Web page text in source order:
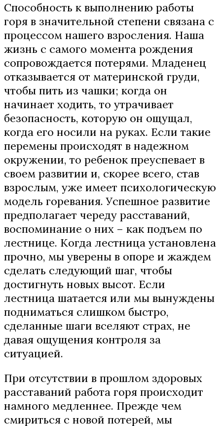
Способность к выполнению работы
горя в значительной степени связана с
процессом нашего взросления. Наша
жизнь с самого момента рождения
сопровождается потерями. Младенец
отказывается от материнской груди,
чтобы пить из чашки; когда он
начинает ходить, то утрачивает
безопасность, которую он ощущал,
когда его носили на руках. Если такие
перемены происходят в надежном
окружении, то ребенок преуспевает в
своем развитии и, скорее всего, став
взрослым, уже имеет психологическую
модель горевания. Успешное развитие
предполагает череду расставаний,
воспоминание о них – как подъем по
лестнице. Когда лестница установлена
прочно, мы уверены в опоре и жаждем
сделать следующий шаг, чтобы
достигнуть новых высот. Если
лестница шатается или мы вынуждены
подниматься слишком быстро,
сделанные шаги вселяют страх, не
давая ощущения контроля за
ситуацией.
При отсутствии в прошлом здоровых
расставаний работа горя происходит
намного медленнее. Прежде чем
смириться с новой потерей, мы